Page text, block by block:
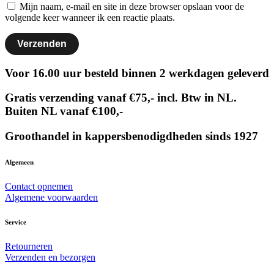
Mijn naam, e-mail en site in deze browser opslaan voor de
volgende keer wanneer ik een reactie plaats.
Voor 16.00 uur besteld binnen 2 werkdagen geleverd
Gratis verzending vanaf €75,- incl. Btw in NL.
Buiten NL vanaf €100,-
Groothandel in kappersbenodigdheden sinds 1927
Algemeen
Contact opnemen
Algemene voorwaarden
Service
Retourneren
Verzenden en bezorgen